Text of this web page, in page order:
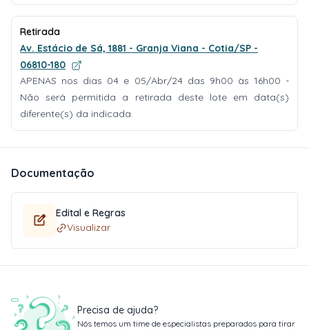
Retirada
Av. Estácio de Sá, 1881 - Granja Viana - Cotia/SP -
06810-180
APENAS nos dias 04 e 05/Abr/24 das 9h00 às 16h00 -
Não será permitida a retirada deste lote em data(s)
diferente(s) da indicada.
Documentação
Edital e Regras
Visualizar
Precisa de ajuda?
Nós temos um time de especialistas preparados para tirar